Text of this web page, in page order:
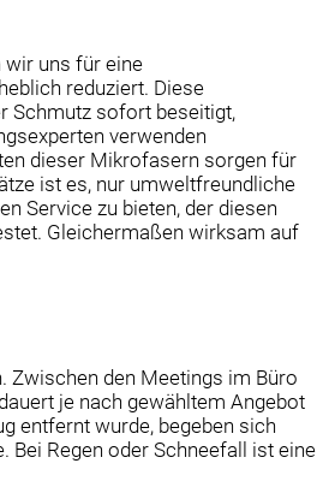
wir uns für eine
reduziert. Diese
Schmutz sofort beseitigt,
verwenden
dieser Mikrofasern sorgen für
ist es, nur umweltfreundliche
Service zu bieten, der diesen
Gleichermaßen wirksam auf
Zwischen den Meetings im Büro
je nach gewähltem Angebot
entfernt wurde, begeben sich
Bei Regen oder Schneefall ist eine